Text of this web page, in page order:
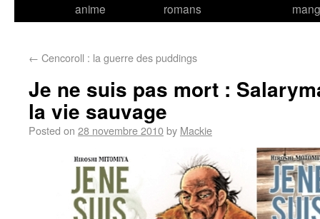
anime
romans
← Cencoroll : la guerre des puddings
Je ne suis pas mort :
la vie sauvage
Posted on 28 novembre 2010by Mackie